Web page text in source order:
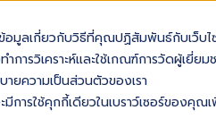
มูลเกี่ยวกับวิธีที่คุณปฏิสัมพันธ์กับเว็บไ
ารวิเคราะห์และใช้เกณฑ์การวัดผู้เยี่ย
ยความเป็นส่วนตัวของเรา
ารใช้คุกกี้เดียวในเบราว์เซอร์ของคุณ
US SOLUTIONS